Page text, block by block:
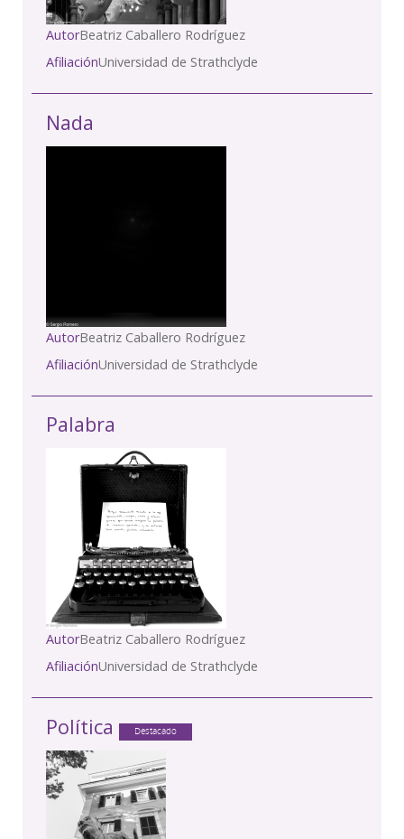
AutorBeatriz Caballero Rodríguez
AfiliaciónUniversidad de Strathclyde
Nada
AutorBeatriz Caballero Rodríguez
AfiliaciónUniversidad de Strathclyde
Palabra
AutorBeatriz Caballero Rodríguez
AfiliaciónUniversidad de Strathclyde
Política Destacado